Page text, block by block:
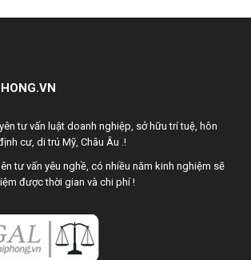
tư vấn luật doanh nghiệp, sở hữu trí tuệ, hôn
cư, di trú Mỹ, Châu Âu .!
tư vấn yêu nghề, có nhiều năm kinh nghiệm sẽ
được thời gian và chi phí !